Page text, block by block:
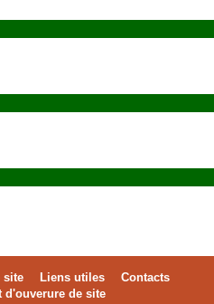
site Liens utiles
Contacts
d'ouverure de site